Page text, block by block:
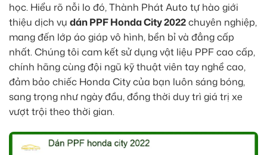
học. Hiểu rõ nỗi lo đó, Thành Phát Auto tự hào giới
thiệu dịch vụ dán PPF Honda City 2022chuyên nghiệp,
mang đến lớp áo giáp vô hình, bền bỉ và đẳng cấp
nhất. Chúng tôi cam kết sử dụng vật liệu PPF cao cấp,
chính hãng cùng đội ngũ kỹ thuật viên tay nghề cao,
đảm bảo chiếc Honda City của bạn luôn sáng bóng,
sang trọng như ngày đầu, đồng thời duy trì giá trị xe
vượt trội theo thời gian.